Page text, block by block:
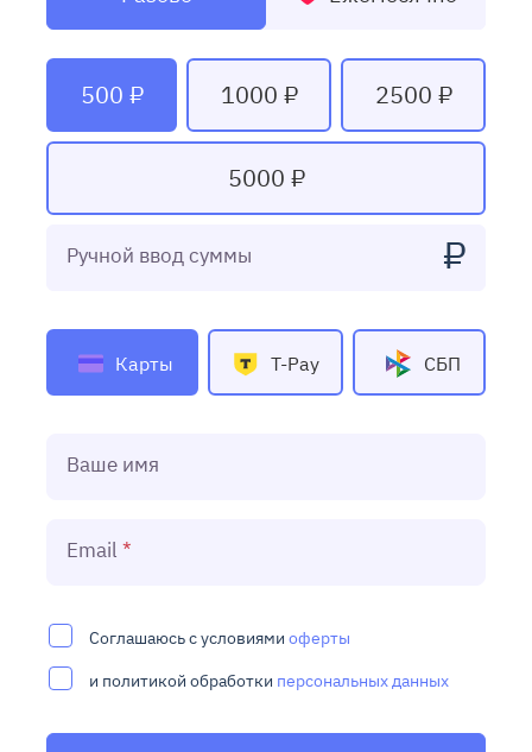
500 ₽ 1000 ₽ 2500 ₽
5000 ₽
Ручной ввод суммы ₽
Карты T-Pay СБП
Ваше имя
Email
Соглашаюсь с условиями оферты
и политикой обработки персональных данных